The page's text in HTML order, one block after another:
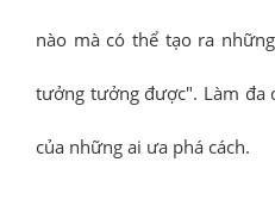
nào mà có thể tạo ra
tưởng tưởng được". Làm đa
của những ai ưa phá cách.